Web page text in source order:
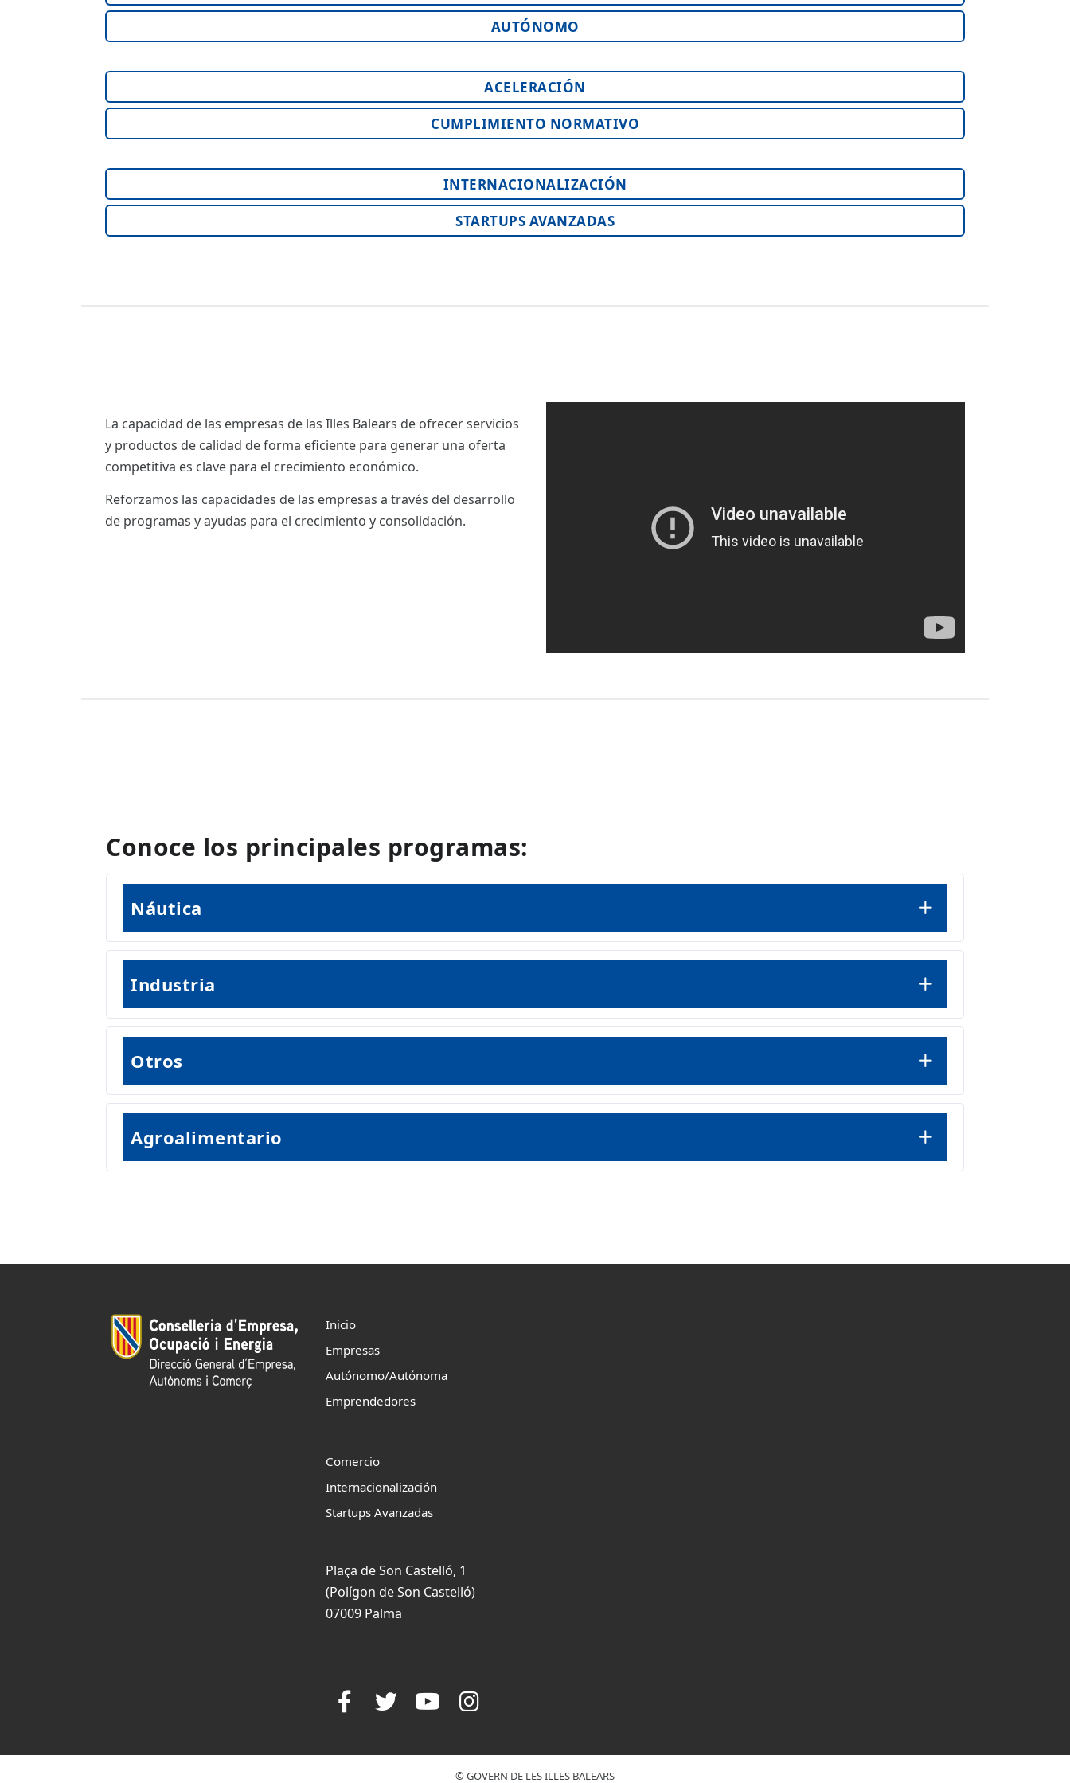
AUTÓNOMO
ACELERACIÓN
CUMPLIMIENTO NORMATIVO
INTERNACIONALIZACIÓN
STARTUPS AVANZADAS
La capacidad de las empresas de las Illes Balears de ofrecer servicios
y productos de calidad de forma eficiente para generar una oferta
competitiva es clave para el crecimiento económico.
Reforzamos las capacidades de las empresas a través del desarrollo
de programas y ayudas para el crecimiento y consolidación.
Conoce los principales programas:
Náutica
Industria
Otros
Agroalimentario
Inicio
Empresas
Autónomo/Autónoma
Emprendedores
Comercio
Internacionalización
Startups Avanzadas
Plaça de Son Castelló, 1
(Polígon de Son Castelló)
07009 Palma
© GOVERN DE LES ILLES BALEARS